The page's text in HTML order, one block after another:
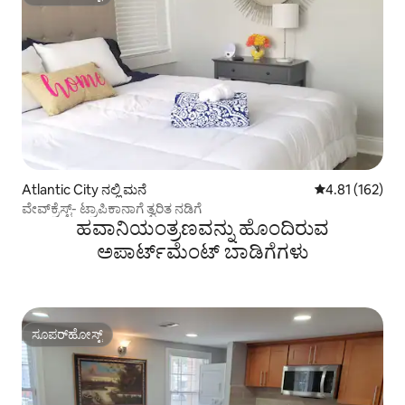
Atlantic City ನಲ್ಲಿ ಮನೆ 5 ರಲ್ಲಿ 4.81
4.81 (162)
ವೇವ್‌ಕ್ರೆಸ್ಟ್- ಟ್ರಾಪಿಕಾನಾಗೆ ತ್ವರಿತ ನಡಿಗೆ
ಹವಾನಿಯಂತ್ರಣವನ್ನು ಹೊಂದಿರುವ
ಅಪಾರ್ಟ್‌ಮೆಂಟ್‌ ಬಾಡಿಗೆಗಳು
ಸೂಪರ್‌ಹೋಸ್ಟ್
ಸೂಪರ್‌ಹೋಸ್ಟ್